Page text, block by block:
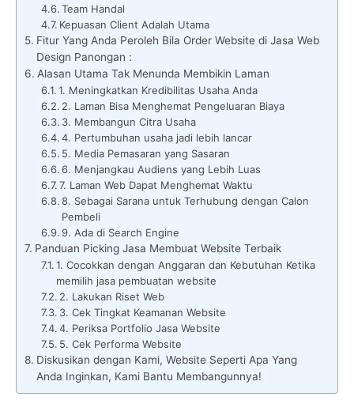
Team Handal
Kepuasan Client Adalah Utama
Fitur Yang Anda Peroleh Bila Order Website di Jasa Web
Design Panongan :
Alasan Utama Tak Menunda Membikin Laman
1. Meningkatkan Kredibilitas Usaha Anda
2. Laman Bisa Menghemat Pengeluaran Biaya
3. Membangun Citra Usaha
4. Pertumbuhan usaha jadi lebih lancar
5. Media Pemasaran yang Sasaran
6. Menjangkau Audiens yang Lebih Luas
7. Laman Web Dapat Menghemat Waktu
8. Sebagai Sarana untuk Terhubung dengan Calon
Pembeli
9. Ada di Search Engine
Panduan Picking Jasa Membuat Website Terbaik
1. Cocokkan dengan Anggaran dan Kebutuhan Ketika
memilih jasa pembuatan website
2. Lakukan Riset Web
3. Cek Tingkat Keamanan Website
4. Periksa Portfolio Jasa Website
5. Cek Performa Website
Diskusikan dengan Kami, Website Seperti Apa Yang
Anda Inginkan, Kami Bantu Membangunnya!